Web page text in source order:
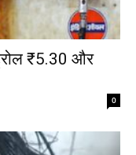
₹5.30 और
0